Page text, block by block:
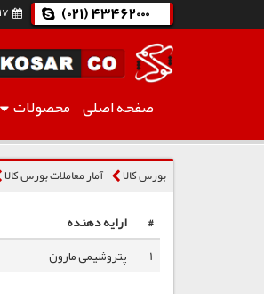
(021) 43462000
صفحه اصلی محصولات
پلی پروپیلن نساجی F30S
بورس کالا آمار معاملات بورس کالا
# ارایه دهنده
1
پتروشیمی مارون